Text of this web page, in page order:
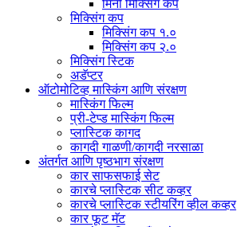
मिनी मिक्सिंग कप
मिक्सिंग कप
मिक्सिंग कप १.०
मिक्सिंग कप २.०
मिक्सिंग स्टिक
अडॅप्टर
ऑटोमोटिव्ह मास्किंग आणि संरक्षण
मास्किंग फिल्म
प्री-टेप्ड मास्किंग फिल्म
प्लास्टिक कागद
कागदी गाळणी/कागदी नरसाळा
अंतर्गत आणि पृष्ठभाग संरक्षण
कार साफसफाई सेट
कारचे प्लास्टिक सीट कव्हर
कारचे प्लास्टिक स्टीयरिंग व्हील कव्हर
कार फूट मॅट